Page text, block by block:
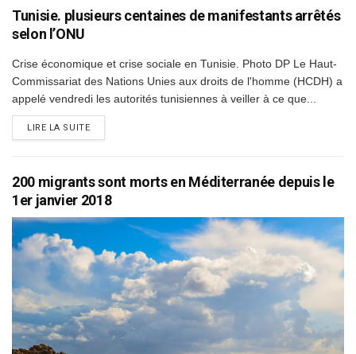
Tunisie. plusieurs centaines de manifestants arrêtés
selon l’ONU
Crise économique et crise sociale en Tunisie. Photo DP Le Haut-
Commissariat des Nations Unies aux droits de l'homme (HCDH) a
appelé vendredi les autorités tunisiennes à veiller à ce que...
LIRE LA SUITEDETAILS
200 migrants sont morts en Méditerranée depuis le
1er janvier 2018